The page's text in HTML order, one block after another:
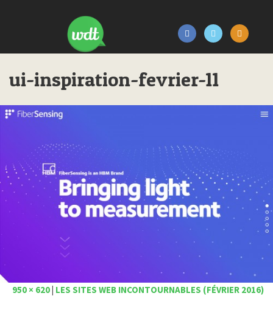
ui-inspiration-fevrier-11
950 × 620| LES SITES WEB INCONTOURNABLES (FÉVRIER 2016)